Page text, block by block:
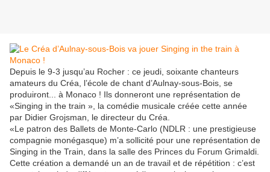
Depuis le 9-3 jusqu’au Rocher : ce jeudi, soixante chanteurs
amateurs du Créa, l’école de chant d’Aulnay-sous-Bois, se
produiront... à Monaco ! Ils donneront une représentation de
«Singing in the train », la comédie musicale créée cette année
par Didier Grojsman, le directeur du Créa.
«Le patron des Ballets de Monte-Carlo (NDLR : une prestigieuse
compagnie monégasque) m’a sollicité pour une représentation de
Singing in the Train, dans la salle des Princes du Forum Grimaldi.
Cette création a demandé un an de travail et de répétition : c’est